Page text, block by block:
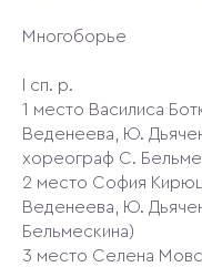
Многоборье
I сп. р.
1 место Василиса
Веденеева, Ю.
хореограф С.
2 место София
Веденеева, Ю.
Бельмескина)
3 место Селена